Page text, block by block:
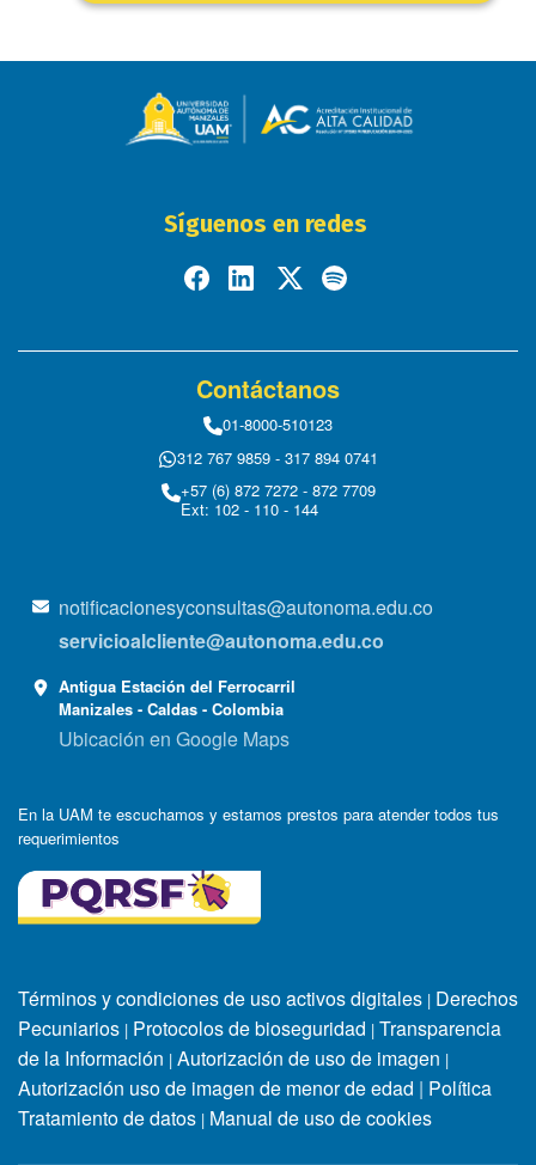
Síguenos en redes
Contáctanos
01-8000-510123
312 767 9859 - 317 894 0741
+57 (6) 872 7272 - 872 7709
Ext: 102 - 110 - 144
notificacionesyconsultas@autonoma.edu.co
servicioalcliente@autonoma.edu.co
Antigua Estación del Ferrocarril
Manizales - Caldas - Colombia
Ubicación en Google Maps
En la UAM te escuchamos y estamos prestos para atender todos tus
requerimientos
Términos y condiciones de uso activos digitales | Derechos
Pecuniarios | Protocolos de bioseguridad | Transparencia
de la Información | Autorización de uso de imagen |
Autorización uso de imagen de menor de edad | Política
Tratamiento de datos | Manual de uso de cookies